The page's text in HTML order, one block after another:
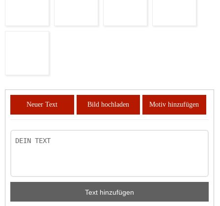
Neuer Text Bild hochladen Motiv hinzufügen
Text hinzufügen